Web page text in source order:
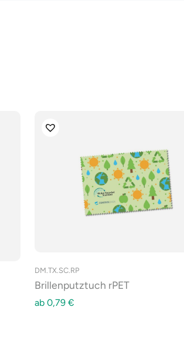
DM.TX.SC.RP
Brillenputztuch rPET
ab 0,79 €